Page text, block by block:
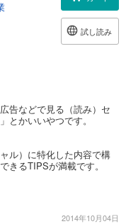
試し読み
告などで見る（読み）セ
とかいいやつです。
ル）に特化した内容で構
きるTIPSが満載です。
2014年10月04日